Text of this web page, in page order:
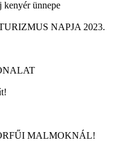
kenyér ünnepe
NAPJA 2023.
MALMOKNÁL!